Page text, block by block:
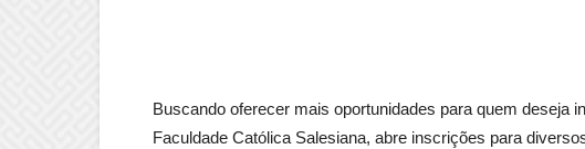
Buscando oferecer mais oportunidades para quem deseja
Faculdade Católica Salesiana, abre inscrições para